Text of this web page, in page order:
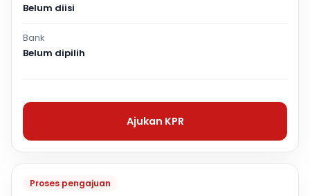
Proses pengajuan
Belum diisi
Bank
Belum dipilih
Ajukan KPR